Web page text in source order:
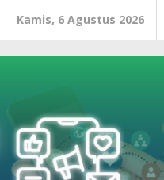
Kamis, 6 Agustus 2026